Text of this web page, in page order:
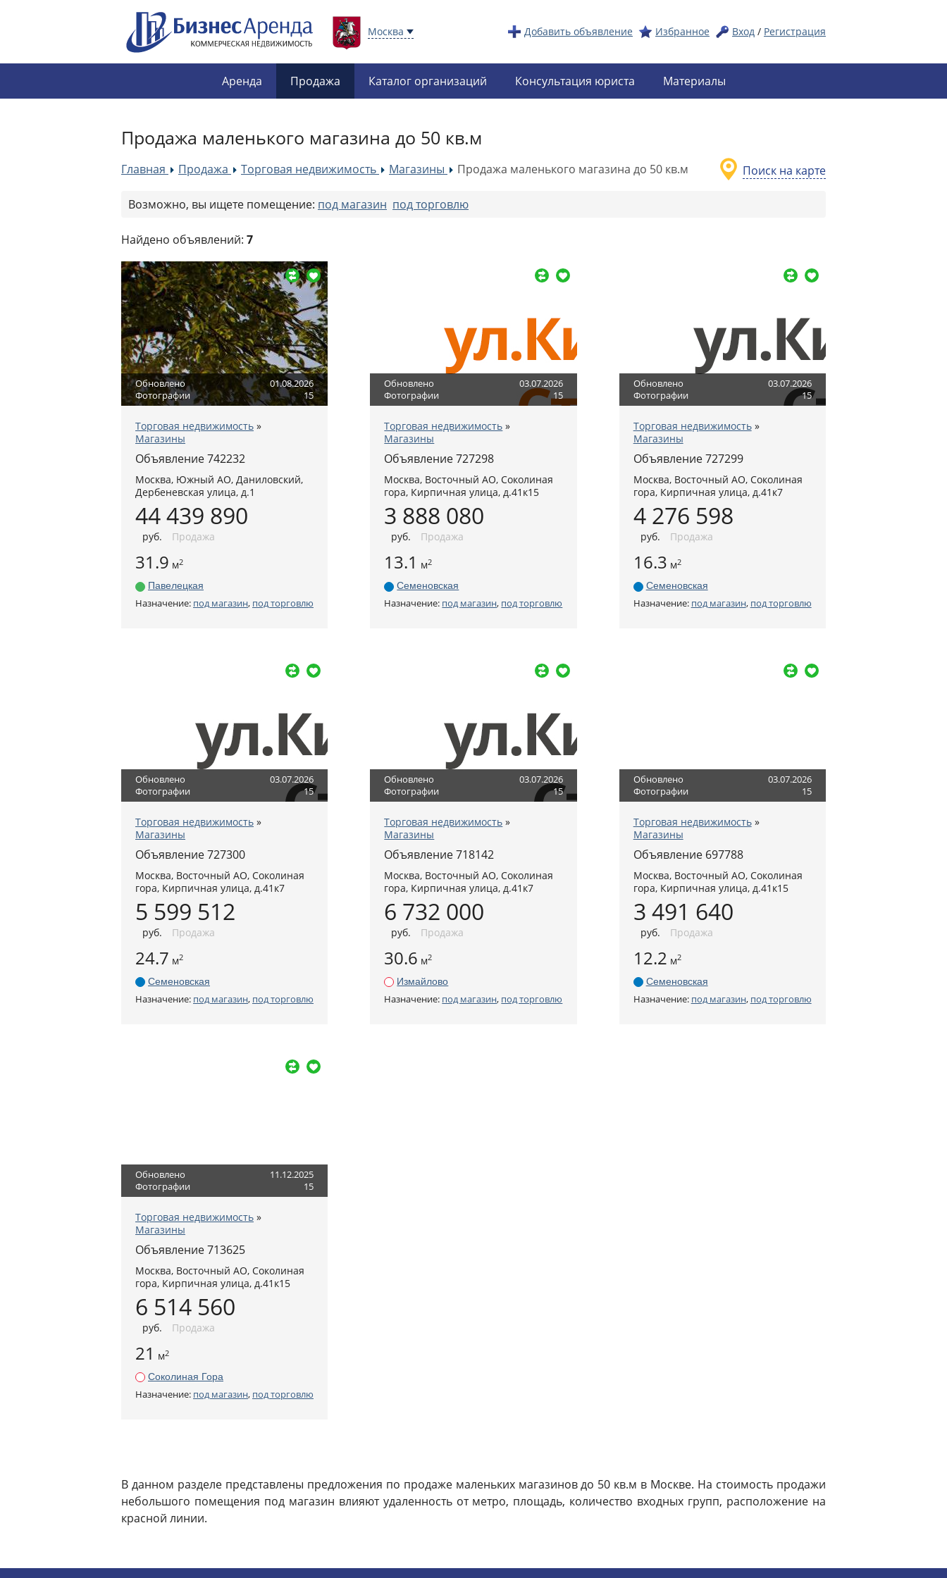
Москва Добавить объявление Избранное Вход / Регистрация
Аренда Продажа Каталог организаций Консультация юриста Материалы
Продажа маленького магазина до 50 кв.м
Поиск на карте
Главная »Продажа »
Торговая недвижимость »Магазины »Продажа маленького магазина до 50 кв.м
Возможно, вы ищете помещение: под магазин под торговлю
Найдено объявлений: 7
Обновлено
01.08.2026
Фотографии
15
Торговая недвижимость »
Магазины
Объявление 742232
Москва, Южный АО, Даниловский,
Дербеневская улица, д.1
44 439 890
руб. Продажа
31.9 м2
Павелецкая
Назначение: под магазин, под торговлю
Обновлено
03.07.2026
Фотографии
15
Торговая недвижимость »
Магазины
Объявление 727298
Москва, Восточный АО, Соколиная
гора, Кирпичная улица, д.41к15
3 888 080
руб. Продажа
13.1 м2
Семеновская
Назначение: под магазин, под торговлю
Обновлено
03.07.2026
Фотографии
15
Торговая недвижимость »
Магазины
Объявление 727299
Москва, Восточный АО, Соколиная
гора, Кирпичная улица, д.41к7
4 276 598
руб. Продажа
16.3 м2
Семеновская
Назначение: под магазин, под торговлю
Обновлено
03.07.2026
Фотографии
15
Торговая недвижимость »
Магазины
Объявление 727300
Москва, Восточный АО, Соколиная
гора, Кирпичная улица, д.41к7
5 599 512
руб. Продажа
24.7 м2
Семеновская
Назначение: под магазин, под торговлю
Обновлено
03.07.2026
Фотографии
15
Торговая недвижимость »
Магазины
Объявление 718142
Москва, Восточный АО, Соколиная
гора, Кирпичная улица, д.41к7
6 732 000
руб. Продажа
30.6 м2
Измайлово
Назначение: под магазин, под торговлю
Обновлено
03.07.2026
Фотографии
15
Торговая недвижимость »
Магазины
Объявление 697788
Москва, Восточный АО, Соколиная
гора, Кирпичная улица, д.41к15
3 491 640
руб. Продажа
12.2 м2
Семеновская
Назначение: под магазин, под торговлю
Обновлено
11.12.2025
Фотографии
15
Торговая недвижимость »
Магазины
Объявление 713625
Москва, Восточный АО, Соколиная
гора, Кирпичная улица, д.41к15
6 514 560
руб. Продажа
21 м2
Соколиная Гора
Назначение: под магазин, под торговлю
В данном разделе представлены предложения по продаже маленьких магазинов до 50 кв.м в Москве. На стоимость продажи
небольшого помещения под магазин влияют удаленность от метро, площадь, количество входных групп, расположение на
красной линии.